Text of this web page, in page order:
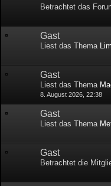
Betrachtet das
Gast
Liest das Thema
Gast
Liest das Thema
8. August 2026, 22:38
Gast
Liest das Thema
Gast
Betrachtet die